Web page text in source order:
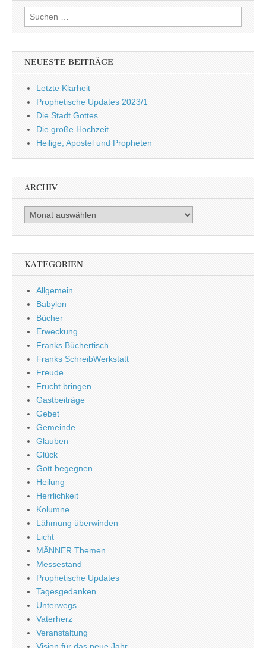
Suchen
nach:
NEUESTE BEITRÄGE
Letzte Klarheit
Prophetische Updates 2023/1
Die Stadt Gottes
Die große Hochzeit
Heilige, Apostel und Propheten
ARCHIV
Archiv
KATEGORIEN
Allgemein
Babylon
Bücher
Erweckung
Franks Büchertisch
Franks SchreibWerkstatt
Freude
Frucht bringen
Gastbeiträge
Gebet
Gemeinde
Glauben
Glück
Gott begegnen
Heilung
Herrlichkeit
Kolumne
Lähmung überwinden
Licht
MÄNNER Themen
Messestand
Prophetische Updates
Tagesgedanken
Unterwegs
Vaterherz
Veranstaltung